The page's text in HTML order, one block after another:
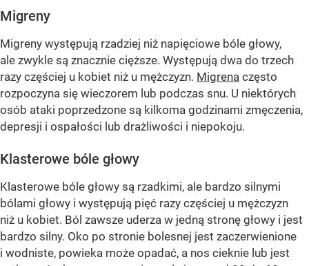
Migreny
Migreny występują rzadziej niż napięciowe bóle głowy,
ale zwykle są znacznie cięższe. Występują dwa do trzech
razy częściej u kobiet niż u mężczyzn. Migrena często
rozpoczyna się wieczorem lub podczas snu. U niektórych
osób ataki poprzedzone są kilkoma godzinami zmęczenia,
depresji i ospałości lub drażliwości i niepokoju.
Klasterowe bóle głowy
Klasterowe bóle głowy są rzadkimi, ale bardzo silnymi
bólami głowy i występują pięć razy częściej u mężczyzn
niż u kobiet. Ból zawsze uderza w jedną stronę głowy i jest
bardzo silny. Oko po stronie bolesnej jest zaczerwienione
i wodniste, powieka może opadać, a nos cieknie lub jest